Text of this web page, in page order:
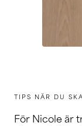
TIPS NÄR DU
För Nicole är